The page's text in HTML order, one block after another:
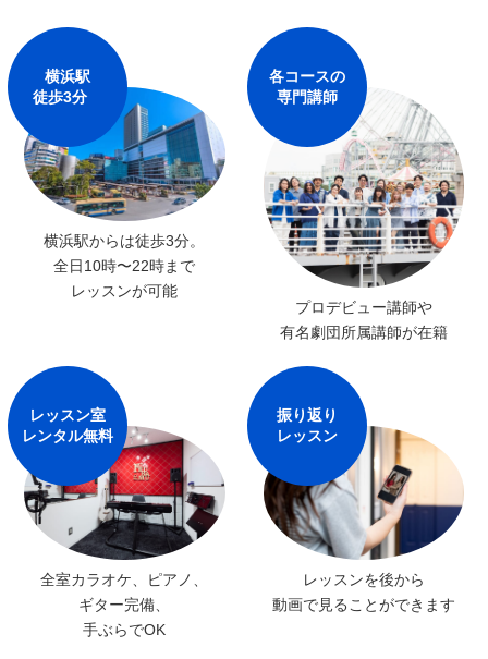
横浜駅
徒歩3分
横浜駅からは徒歩3分。
全日10時〜22時まで
レッスンが可能
各コースの
専門講師
プロデビュー講師や
有名劇団所属講師が在籍
レッスン室
レンタル無料
全室カラオケ、ピアノ、
ギター完備、
手ぶらでOK
振り返り
レッスン
レッスンを後から
動画で見ることができます